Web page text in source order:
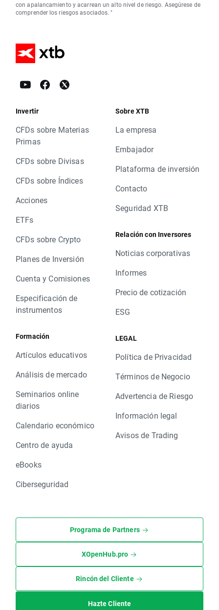
con apalancamiento y acarrean un alto nivel de riesgo. Asegúrese de
comprender los riesgos asociados. "
Invertir
CFDs sobre Materias
Primas
CFDs sobre Divisas
CFDs sobre Índices
Acciones
ETFs
CFDs sobre Crypto
Planes de Inversión
Cuenta y Comisiones
Especificación de
instrumentos
Formación
Artículos educativos
Análisis de mercado
Seminarios online
diarios
Calendario económico
Centro de ayuda
eBooks
Ciberseguridad
Sobre XTB
La empresa
Embajador
Plataforma de inversión
Contacto
Seguridad XTB
Relación con Inversores
Noticias corporativas
Informes
Precio de cotización
ESG
LEGAL
Política de Privacidad
Términos de Negocio
Advertencia de Riesgo
Información legal
Avisos de Trading
Programa de Partners
XOpenHub.pro
Rincón del Cliente
Hazte Cliente